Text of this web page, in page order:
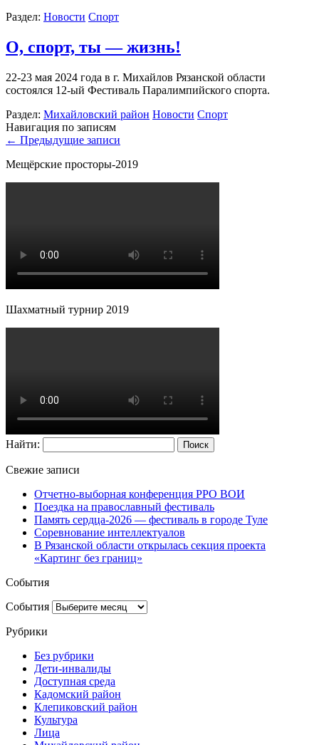
Раздел: Новости Спорт
О, спорт, ты — жизнь!
22-23 мая 2024 года в г. Михайлов Рязанской области
состоялся 12-ый Фестиваль Паралимпийского спорта.
Раздел: Михайловский район Новости Спорт
Навигация по записям
← Предыдущие записи
Мещёрские просторы-2019
Шахматный турнир 2019
Найти:
Свежие записи
Отчетно-выборная конференция РРО ВОИ
Поездка на православный фестиваль
Память сердца-2026 — фестиваль в городе Туле
Соревнование интеллектуалов
В Рязанской области открылась секция проекта
«Картинг без границ»
События
События
Рубрики
Без рубрики
Дети-инвалиды
Доступная среда
Кадомский район
Клепиковский район
Культура
Лица